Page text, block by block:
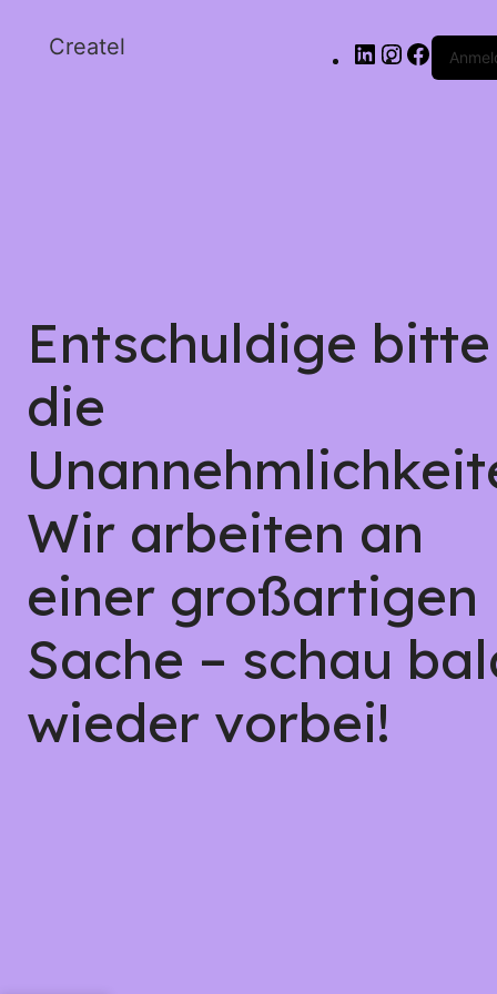
Createl
Entschuldige bitte
die
Wir arbeiten an
einer großartigen
Sache – schau
wieder vorbei!